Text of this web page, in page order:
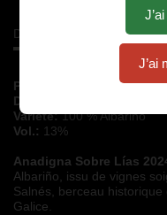
J’ai
Description
Production annuelle:
D.O. Rias Baixas
Variété:100 % Albariño
Vol.: 13%
Anadigna Sobre Lías
Albariño, issu de vignes
Salnés, berceau
Galice.